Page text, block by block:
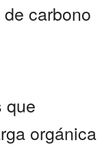
carbono
que
orgánica